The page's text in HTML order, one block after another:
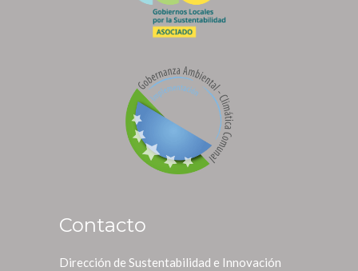
Contacto
Dirección de Sustentabilidad e Innovación